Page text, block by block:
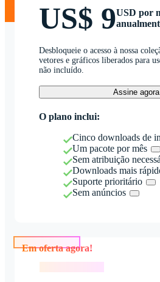
US$ 9USD por
Desbloqueie o acesso à nossa
vetores e gráficos liberados para
não incluído.
Assine agora
O plano inclui:
Cinco downloads de
Um pacote por mês
Sem atribuição
Downloads mais
Suporte prioritário
Sem anúncios